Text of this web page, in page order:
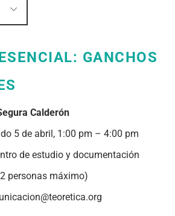
GANCHOS
Calderón
5 de abril, 1:00 pm – 4:00 pm
de estudio y documentación
personas máximo)